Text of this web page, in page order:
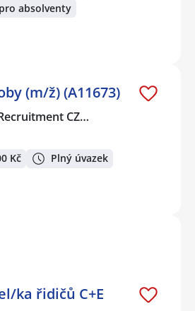
absolventy
(m/ž) (A11673)
CZ…
Kč Plný úvazek
ka řidičů C+E